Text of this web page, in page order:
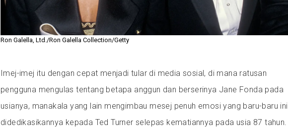
Ron Galella, Ltd./Ron Galella Collection/Getty
Imej-imej itu dengan cepat menjadi tular di media sosial, di mana ratusan
pengguna mengulas tentang betapa anggun dan berserinya Jane Fonda pada
usianya, manakala yang lain mengimbau mesej penuh emosi yang baru-baru ini
didedikasikannya kepada Ted Turner selepas kematiannya pada usia 87 tahun.